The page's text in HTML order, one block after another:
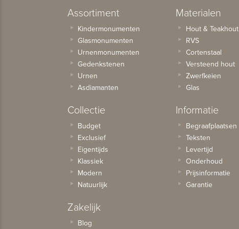
Assortiment
Kindermonumenten
Glasmonumenten
Urnenmonumenten
Gedenkstenen
Urnen
Asdiamanten
Collectie
Budget
Exclusief
Eigentijds
Klassiek
Modern
Natuurlijk
Zakelijk
Blog
Materialen
Hout & Teakhout
RVS
Cortenstaal
Versteend hout
Zwerfkeien
Glas
Informatie
Begraafplaatsen
Teksten
Levertijd
Onderhoud
Prijsinformatie
Garantie